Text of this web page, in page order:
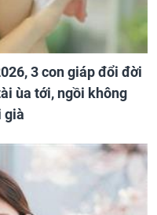
3 con giáp đổi đời
ùa tới, ngồi không
già